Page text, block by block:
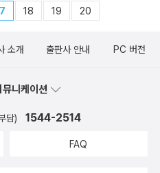
18 19 20
소개 출판사 안내 PC 버전
니케이션
담) 1544-2514
FAQ